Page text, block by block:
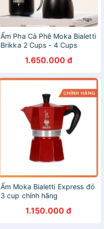
Ấm Pha Cà Phê Moka Bialetti
Brikka 2 Cups - 4 Cups
1.650.000 đ
Ấm Moka Bialetti Express đỏ
3 cup chính hãng
1.150.000 đ